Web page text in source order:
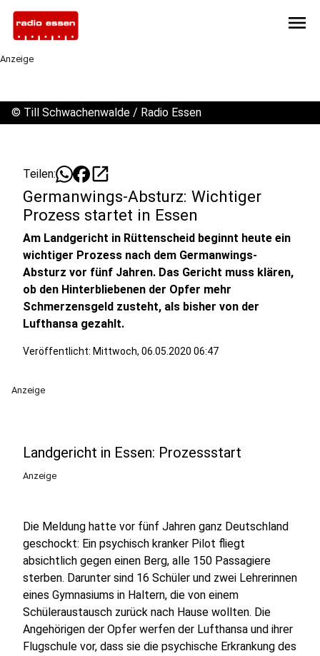
menu
Anzeige
© Till Schwachenwalde / Radio Essen
Teilen: open_in_new
Germanwings-Absturz: Wichtiger
Prozess startet in Essen
Am Landgericht in Rüttenscheid beginnt heute ein
wichtiger Prozess nach dem Germanwings-
Absturz vor fünf Jahren. Das Gericht muss klären,
ob den Hinterbliebenen der Opfer mehr
Schmerzensgeld zusteht, als bisher von der
Lufthansa gezahlt.
Veröffentlicht: Mittwoch, 06.05.2020 06:47
Anzeige
Landgericht in Essen: Prozessstart
Anzeige
Die Meldung hatte vor fünf Jahren ganz Deutschland
geschockt: Ein psychisch kranker Pilot fliegt
absichtlich gegen einen Berg, alle 150 Passagiere
sterben. Darunter sind 16 Schüler und zwei Lehrerinnen
eines Gymnasiums in Haltern, die von einem
Schüleraustausch zurück nach Hause wollten. Die
Angehörigen der Opfer werfen der Lufthansa und ihrer
Flugschule vor, dass sie die psychische Erkrankung des